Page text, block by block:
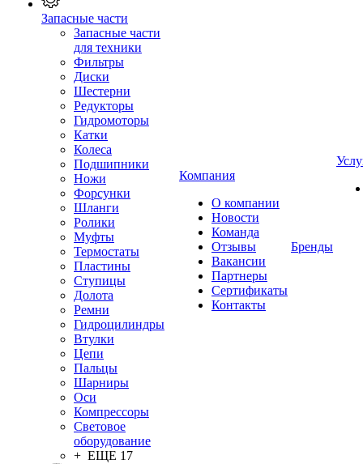
Запасные части
Запасные части
для техники
Фильтры
Диски
Шестерни
Редукторы
Гидромоторы
Катки
Колеса
Подшипники
Ножи
Форсунки
Шланги
Ролики
Муфты
Термостаты
Пластины
Ступицы
Долота
Ремни
Гидроцилиндры
Втулки
Цепи
Пальцы
Шарниры
Оси
Компрессоры
Световое
оборудование
+ ЕЩЕ 17
Компания
О компании
Новости
Команда
Отзывы
Вакансии
Партнеры
Сертификаты
Контакты
Бренды